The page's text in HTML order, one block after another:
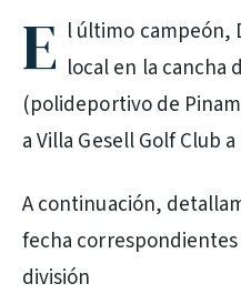
E l último campeón,
local en la cancha
(polideportivo de
a Villa Gesell Golf Club a
A continuación,
fecha
división